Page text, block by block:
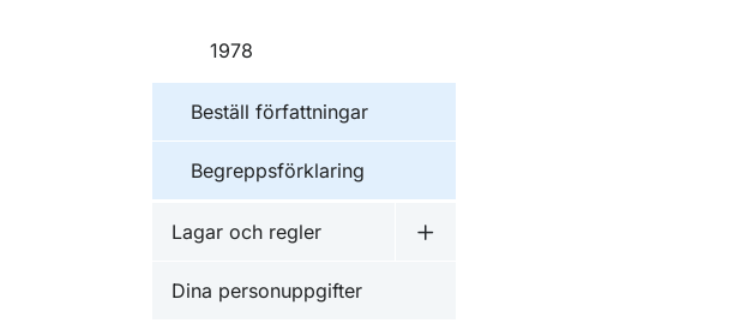
1978
Beställ författningar
Begreppsförklaring
Lagar och regler
Undermeny för Lagar och regler
Dina personuppgifter